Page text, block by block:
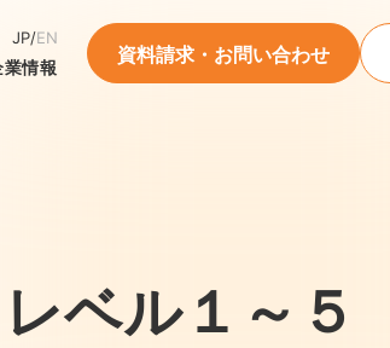
業情報
JP/EN
資料請求・お問い合わせ
ベル１～５